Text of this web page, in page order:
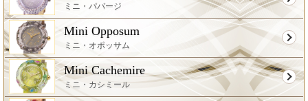
ミニ・パバージ
Mini Opposum
ミニ・オポッサム
Mini Cachemire
ミニ・カシミール